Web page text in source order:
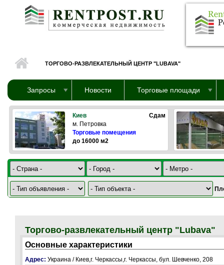
Перейти к основному содержанию
ТОРГОВО-РАЗВЛЕКАТЕЛЬНЫЙ ЦЕНТР "LUBAVA"
Запросы Новости Торговые площади
Киев
Сдам
м. Петровка
Торговые помещения
до 16000 м2
Торгово-развлекательный центр "Lubava"
Основные характеристики
Адрес: Украина / Киев,г. Черкассы,г. Черкассы, бул. Шевченко, 208